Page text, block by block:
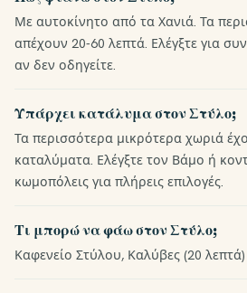
Με αυτοκίνητο από τα Χανιά. Τα
απέχουν 20-60 λεπτά. Ελέγξτε για
αν δεν οδηγείτε.
Υπάρχει κατάλυμα στον Στύλο;
Τα περισσότερα μικρότερα χωριά
καταλύματα. Ελέγξτε τον Βάμο ή
κωμοπόλεις για πλήρεις επιλογές.
Τι μπορώ να φάω στον Στύλο;
Καφενείο Στύλου, Καλύβες (20